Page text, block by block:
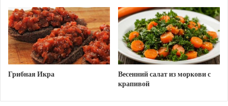
здоровое_питание
как_похудеть полезно
пост
постная_еда
Грибная Икра
Весенний салат из моркови с
крапивой